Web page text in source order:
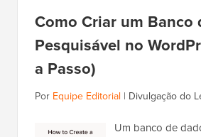
Como Criar um Banco
Pesquisável no
a Passo)
Por Equipe Editorial | Divulgação do
Um banco de